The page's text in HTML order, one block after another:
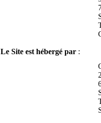
Le Site est hébergé par :